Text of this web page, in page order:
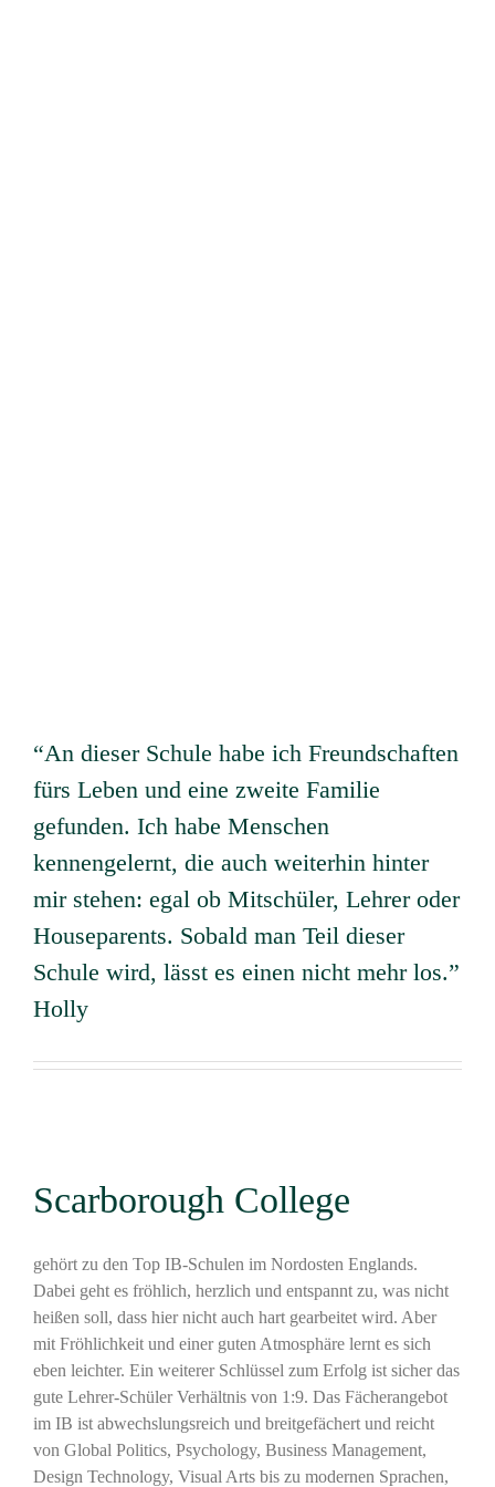
“An dieser Schule habe ich Freundschaften
fürs Leben und eine zweite Familie
gefunden. Ich habe Menschen
kennengelernt, die auch weiterhin hinter
mir stehen: egal ob Mitschüler, Lehrer oder
Houseparents. Sobald man Teil dieser
Schule wird, lässt es einen nicht mehr los.”
Holly
Scarborough College
gehört zu den Top IB-Schulen im Nordosten Englands.
Dabei geht es fröhlich, herzlich und entspannt zu, was nicht
heißen soll, dass hier nicht auch hart gearbeitet wird. Aber
mit Fröhlichkeit und einer guten Atmosphäre lernt es sich
eben leichter. Ein weiterer Schlüssel zum Erfolg ist sicher das
gute Lehrer-Schüler Verhältnis von 1:9. Das Fächerangebot
im IB ist abwechslungsreich und breitgefächert und reicht
von Global Politics, Psychology, Business Management,
Design Technology, Visual Arts bis zu modernen Sprachen,